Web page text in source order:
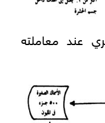
عند معاملته